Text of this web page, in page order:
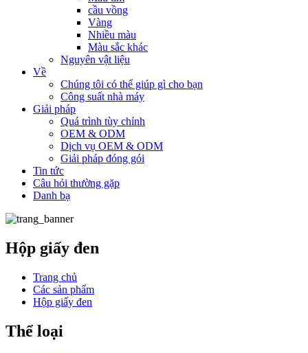
cầu vồng
Vàng
Nhiều màu
Màu sắc khác
Nguyên vật liệu
Về
Chúng tôi có thể giúp gì cho bạn
Công suất nhà máy
Giải pháp
Quá trình tùy chỉnh
OEM & ODM
Dịch vụ OEM & ODM
Giải pháp đóng gói
Tin tức
Câu hỏi thường gặp
Danh bạ
Hộp giấy đen
Trang chủ
Các sản phẩm
Hộp giấy đen
Thể loại